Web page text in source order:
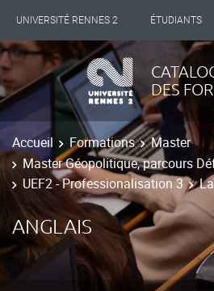
UNIVERSITÉ RENNES 2 ÉTUDIANTS
INTERNATIONAL PROFESSIONNELS
LES NOUVELLES DE RENNES 2
DES
Accueil Formations
Master
Master Géopolitique, parcours
UEF2 - Professionalisation 3
ANGLAIS